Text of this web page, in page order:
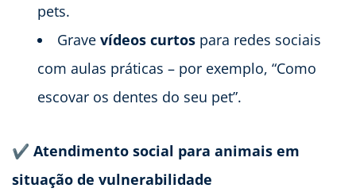
pets.
Grave vídeos curtos para redes sociais
com aulas práticas – por exemplo, “Como
escovar os dentes do seu pet”.
✔ Atendimento social para animais em
situação de vulnerabilidade